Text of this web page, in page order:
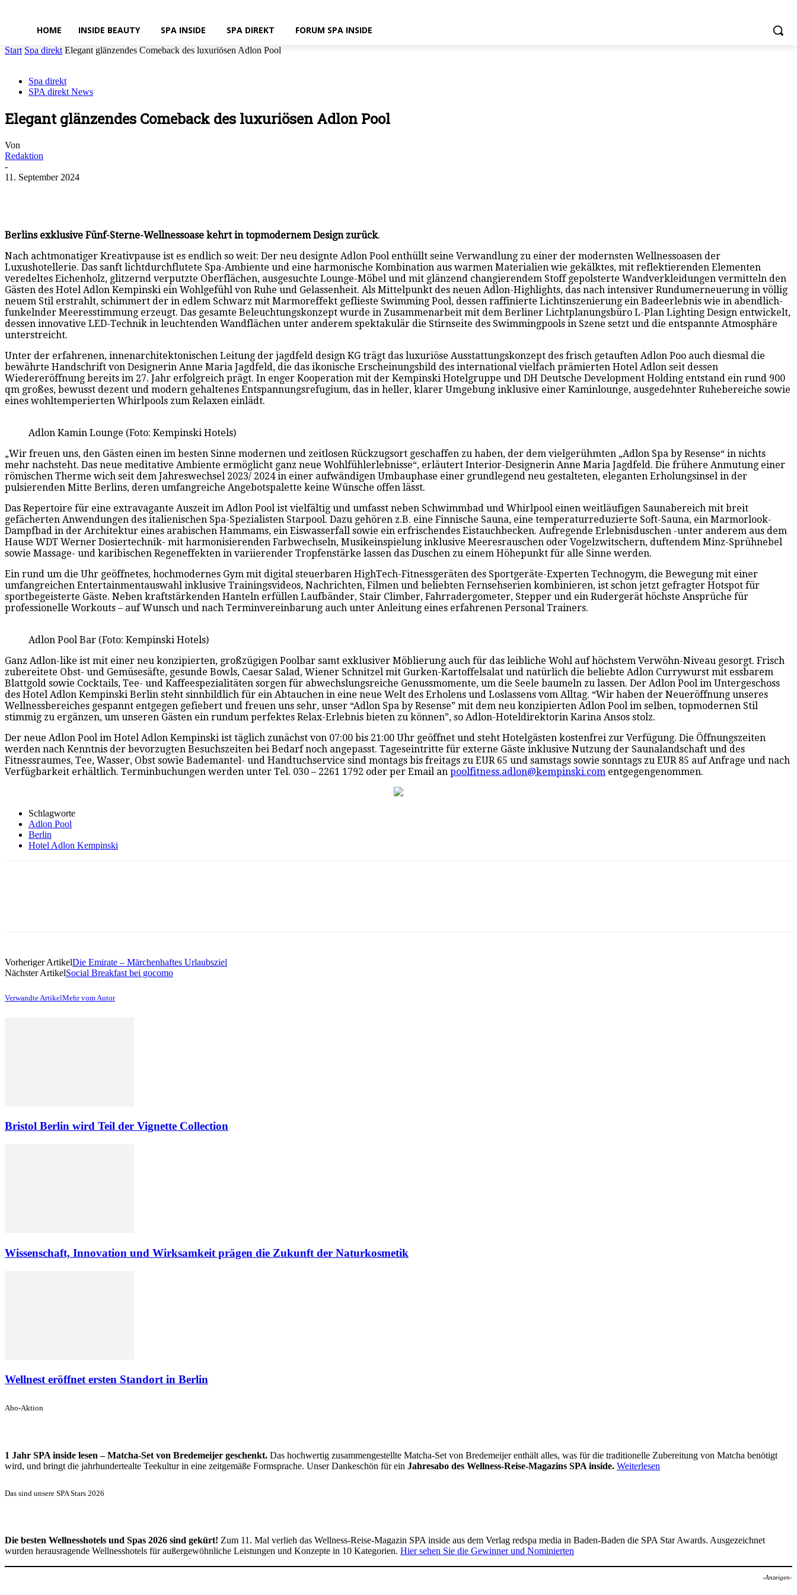
HOME INSIDE BEAUTY SPA INSIDE SPA DIREKT FORUM SPA INSIDE
Start Spa direkt Elegant glänzendes Comeback des luxuriösen Adlon Pool
Spa direkt
SPA direkt News
Elegant glänzendes Comeback des luxuriösen Adlon Pool
Von
Redaktion
-
11. September 2024
Berlins exklusive Fünf-Sterne-Wellnessoase kehrt in topmodernem Design zurück.
Nach achtmonatiger Kreativpause ist es endlich so weit: Der neu designte Adlon Pool enthüllt seine Verwandlung zu einer der modernsten Wellnessoasen der
Luxushotellerie. Das sanft lichtdurchflutete Spa-Ambiente und eine harmonische Kombination aus warmen Materialien wie gekälktes, mit reflektierenden Elementen
veredeltes Eichenholz, glitzernd verputzte Oberflächen, ausgesuchte Lounge-Möbel und mit glänzend changierendem Stoff gepolsterte Wandverkleidungen vermitteln den
Gästen des Hotel Adlon Kempinski ein Wohlgefühl von Ruhe und Gelassenheit. Als Mittelpunkt des neuen Adlon-Highlights, das nach intensiver Rundumerneuerung in völlig
neuem Stil erstrahlt, schimmert der in edlem Schwarz mit Marmoreffekt geflieste Swimming Pool, dessen raffinierte Lichtinszenierung ein Badeerlebnis wie in abendlich-
funkelnder Meeresstimmung erzeugt. Das gesamte Beleuchtungskonzept wurde in Zusammenarbeit mit dem Berliner Lichtplanungsbüro L-Plan Lighting Design entwickelt,
dessen innovative LED-Technik in leuchtenden Wandflächen unter anderem spektakulär die Stirnseite des Swimmingpools in Szene setzt und die entspannte Atmosphäre
unterstreicht.
Unter der erfahrenen, innenarchitektonischen Leitung der jagdfeld design KG trägt das luxuriöse Ausstattungskonzept des frisch getauften Adlon Poo auch diesmal die
bewährte Handschrift von Designerin Anne Maria Jagdfeld, die das ikonische Erscheinungsbild des international vielfach prämierten Hotel Adlon seit dessen
Wiedereröffnung bereits im 27. Jahr erfolgreich prägt. In enger Kooperation mit der Kempinski Hotelgruppe und DH Deutsche Development Holding entstand ein rund 900
qm großes, bewusst dezent und modern gehaltenes Entspannungsrefugium, das in heller, klarer Umgebung inklusive einer Kaminlounge, ausgedehnter Ruhebereiche sowie
eines wohltemperierten Whirlpools zum Relaxen einlädt.
Adlon Kamin Lounge (Foto: Kempinski Hotels)
„Wir freuen uns, den Gästen einen im besten Sinne modernen und zeitlosen Rückzugsort geschaffen zu haben, der dem vielgerühmten „Adlon Spa by Resense“ in nichts
mehr nachsteht. Das neue meditative Ambiente ermöglicht ganz neue Wohlfühlerlebnisse“, erläutert Interior-Designerin Anne Maria Jagdfeld. Die frühere Anmutung einer
römischen Therme wich seit dem Jahreswechsel 2023/ 2024 in einer aufwändigen Umbauphase einer grundlegend neu gestalteten, eleganten Erholungsinsel in der
pulsierenden Mitte Berlins, deren umfangreiche Angebotspalette keine Wünsche offen lässt.
Das Repertoire für eine extravagante Auszeit im Adlon Pool ist vielfältig und umfasst neben Schwimmbad und Whirlpool einen weitläufigen Saunabereich mit breit
gefächerten Anwendungen des italienischen Spa-Spezialisten Starpool. Dazu gehören z.B. eine Finnische Sauna, eine temperaturreduzierte Soft-Sauna, ein Marmorlook-
Dampfbad in der Architektur eines arabischen Hammams, ein Eiswasserfall sowie ein erfrischendes Eistauchbecken. Aufregende Erlebnisduschen -unter anderem aus dem
Hause WDT Werner Dosiertechnik- mit harmonisierenden Farbwechseln, Musikeinspielung inklusive Meeresrauschen oder Vogelzwitschern, duftendem Minz-Sprühnebel
sowie Massage- und karibischen Regeneffekten in variierender Tropfenstärke lassen das Duschen zu einem Höhepunkt für alle Sinne werden.
Ein rund um die Uhr geöffnetes, hochmodernes Gym mit digital steuerbaren HighTech-Fitnessgeräten des Sportgeräte-Experten Technogym, die Bewegung mit einer
umfangreichen Entertainmentauswahl inklusive Trainingsvideos, Nachrichten, Filmen und beliebten Fernsehserien kombinieren, ist schon jetzt gefragter Hotspot für
sportbegeisterte Gäste. Neben kraftstärkenden Hanteln erfüllen Laufbänder, Stair Climber, Fahrradergometer, Stepper und ein Rudergerät höchste Ansprüche für
professionelle Workouts – auf Wunsch und nach Terminvereinbarung auch unter Anleitung eines erfahrenen Personal Trainers.
Adlon Pool Bar (Foto: Kempinski Hotels)
Ganz Adlon-like ist mit einer neu konzipierten, großzügigen Poolbar samt exklusiver Möblierung auch für das leibliche Wohl auf höchstem Verwöhn-Niveau gesorgt. Frisch
zubereitete Obst- und Gemüsesäfte, gesunde Bowls, Caesar Salad, Wiener Schnitzel mit Gurken-Kartoffelsalat und natürlich die beliebte Adlon Currywurst mit essbarem
Blattgold sowie Cocktails, Tee- und Kaffeespezialitäten sorgen für abwechslungsreiche Genussmomente, um die Seele baumeln zu lassen. Der Adlon Pool im Untergeschoss
des Hotel Adlon Kempinski Berlin steht sinnbildlich für ein Abtauchen in eine neue Welt des Erholens und Loslassens vom Alltag. “Wir haben der Neueröffnung unseres
Wellnessbereiches gespannt entgegen gefiebert und freuen uns sehr, unser “Adlon Spa by Resense” mit dem neu konzipierten Adlon Pool im selben, topmodernen Stil
stimmig zu ergänzen, um unseren Gästen ein rundum perfektes Relax-Erlebnis bieten zu können”, so Adlon-Hoteldirektorin Karina Ansos stolz.
Der neue Adlon Pool im Hotel Adlon Kempinski ist täglich zunächst von 07:00 bis 21:00 Uhr geöffnet und steht Hotelgästen kostenfrei zur Verfügung. Die Öffnungszeiten
werden nach Kenntnis der bevorzugten Besuchszeiten bei Bedarf noch angepasst. Tageseintritte für externe Gäste inklusive Nutzung der Saunalandschaft und des
Fitnessraumes, Tee, Wasser, Obst sowie Bademantel- und Handtuchservice sind montags bis freitags zu EUR 65 und samstags sowie sonntags zu EUR 85 auf Anfrage und nach
Verfügbarkeit erhältlich. Terminbuchungen werden unter Tel. 030 – 2261 1792 oder per Email an poolfitness.adlon@kempinski.com entgegengenommen.
Schlagworte
Adlon Pool
Berlin
Hotel Adlon Kempinski
Vorheriger ArtikelDie Emirate – Märchenhaftes Urlaubsziel
Nächster ArtikelSocial Breakfast bei gocomo
Verwandte ArtikelMehr vom Autor
Bristol Berlin wird Teil der Vignette Collection
Wissenschaft, Innovation und Wirksamkeit prägen die Zukunft der Naturkosmetik
Wellnest eröffnet ersten Standort in Berlin
Abo-Aktion
1 Jahr SPA inside lesen – Matcha-Set von Bredemeijer geschenkt. Das hochwertig zusammengestellte Matcha-Set von Bredemeijer enthält alles, was für die traditionelle Zubereitung von Matcha benötigt
wird, und bringt die jahrhundertealte Teekultur in eine zeitgemäße Formsprache. Unser Dankeschön für ein Jahresabo des Wellness-Reise-Magazins SPA inside. Weiterlesen
Das sind unsere SPA Stars 2026
Die besten Wellnesshotels und Spas 2026 sind gekürt! Zum 11. Mal verlieh das Wellness-Reise-Magazin SPA inside aus dem Verlag redspa media in Baden-Baden die SPA Star Awards. Ausgezeichnet
wurden herausragende Wellnesshotels für außergewöhnliche Leistungen und Konzepte in 10 Kategorien. Hier sehen Sie die Gewinner und Nominierten
-Anzeigen-